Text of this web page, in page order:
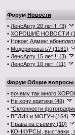
Форум Новости
• ЛенсАрту 20 лет!!! (3)
• ХОРОШИЕ НОВОСТИ
• Новое: Админ:
• Модерировать? (1181)
• ЛенсАрту 15 лет!!! (3)
• ЛенсАрту 10 лет! (11)
Форум Общие вопросы
• почему так много
• Не хочу критики (49)
• "Склонности
• ВЕЛИК и МОГУЧ (164)
• Права на съемку (10)
• КОНКУРСЫ, выставки ,